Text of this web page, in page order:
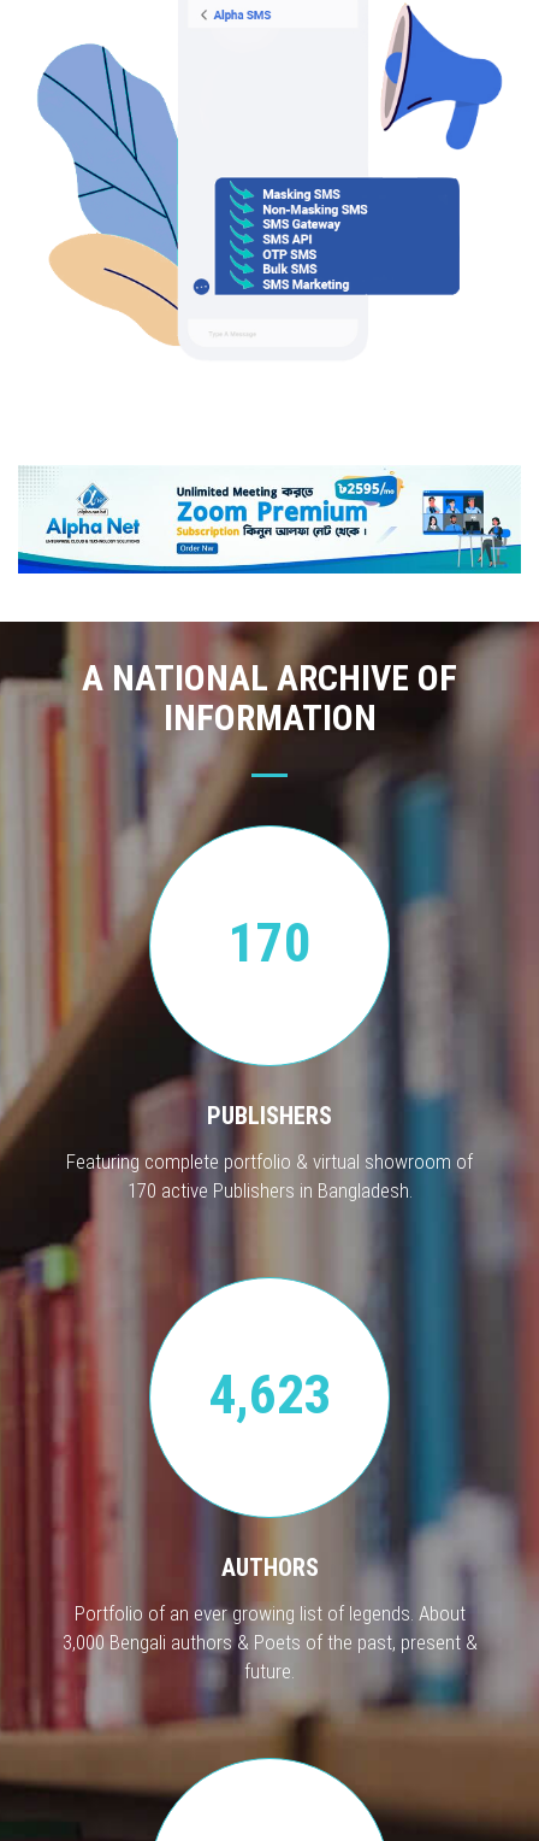
A NATIONAL ARCHIVE OF
INFORMATION
170
PUBLISHERS
Featuring complete portfolio & virtual showroom of
170 active Publishers in Bangladesh.
4,623
AUTHORS
Portfolio of an ever growing list of legends. About
3,000 Bengali authors & Poets of the past, present &
future.